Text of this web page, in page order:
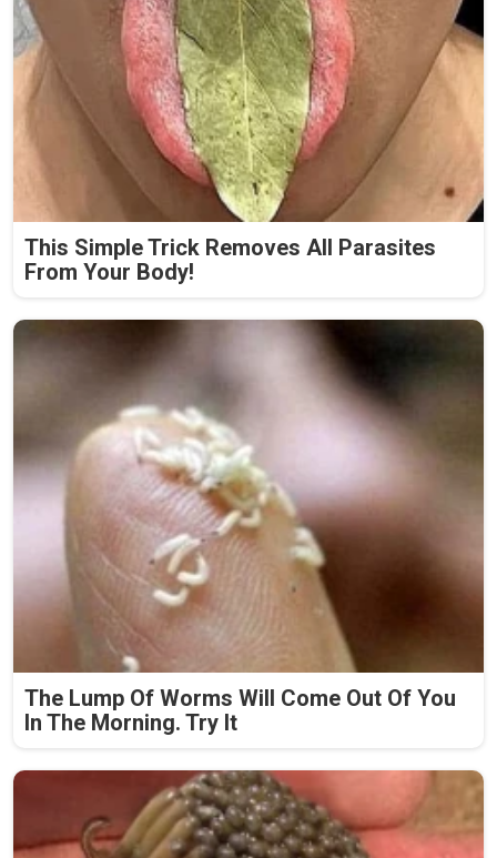
This Simple Trick Removes All Parasites
From Your Body!
The Lump Of Worms Will Come Out Of You
In The Morning. Try It